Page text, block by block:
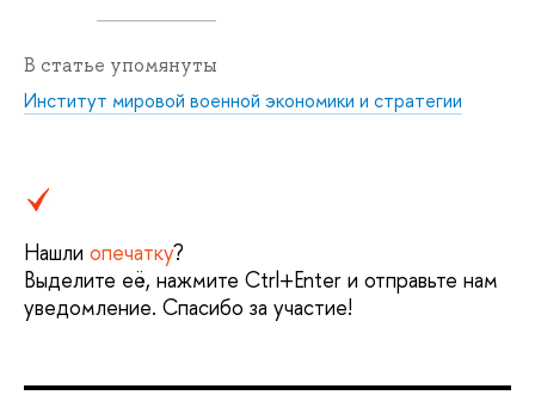
В статье упомянуты
Институт мировой военной экономики и стратегии
Нашли опечатку?
Выделите её, нажмите Ctrl+Enter и отправьте нам
уведомление. Спасибо за участие!